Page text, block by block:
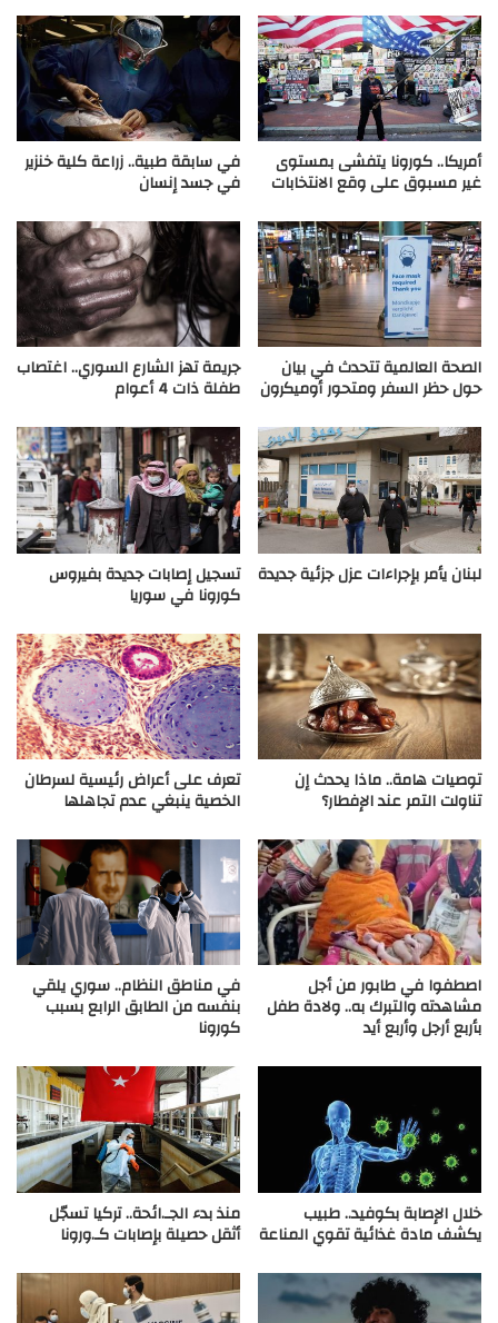
أمريكا.. كورونا يتفشى بمستوى
غير مسبوق على وقع الانتخابات
في سابقة طبية.. زراعة كلية خنزير
في جسد إنسان
الصحة العالمية تتحدث في بيان
حول حظر السفر ومتحور أوميكرون
جريمة تهز الشارع السوري.. اغتصاب
طفلة ذات 4 أعوام
لبنان يأمر بإجراءات عزل جزئية جديدة تسجيل إصابات جديدة بفيروس
كورونا في سوريا
توصيات هامة.. ماذا يحدث إن
تناولت التمر عند الإفطار؟
تعرف على أعراض رئيسية لسرطان
الخصية ينبغي عدم تجاهلها
اصطفوا في طابور من أجل
مشاهدته والتبرك به.. ولادة طفل
بأربع أرجل وأربع أيد
في مناطق النظام.. سوري يلقي
بنفسه من الطابق الرابع بسبب
كورونا
خلال الإصابة بكوفيد.. طبيب
يكشف مادة غذائية تقوي المناعة
منذ بدء الجـ.ائحة.. تركيا تسجّل
أثقل حصيلة بإصابات كـ.ورونا